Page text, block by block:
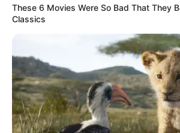
These 6 Movies Were So Bad That They
Classics